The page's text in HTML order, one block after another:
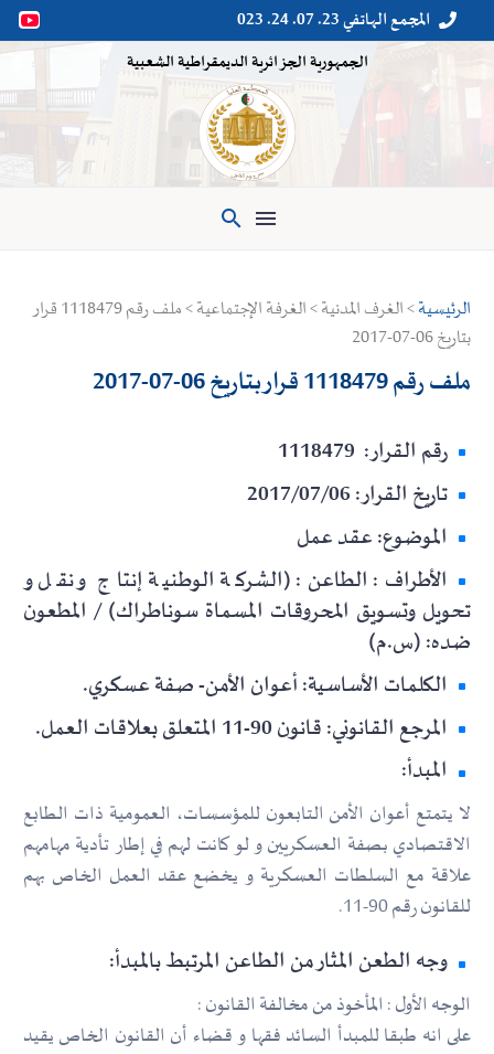

 المجمع الهاتفي 23. 07. 24. 023
الجمهورية الجزائرية الديمقراطية الشعبية

الرئيسية
> الغرف المدنية > الغرفة الإجتماعية > ملف رقم 1118479 قرار
بتاريخ 06-07-2017
ملف رقم 1118479 قرار بتاريخ 06-07-2017
رقم القرار: 1118479
تاريخ القرار: 2017/07/06
الموضوع: عقد عمل
الأطراف: الطاعن: (الشركة الوطنية إنتاج و نقل و
تحويل وتسويق المحروقات المسماة سوناطراك) / المطعون
ضده: (س.م)
الكلمات الأساسية: أعوان الأمن- صفة عسكري.
المرجع القانوني: قانون 90-11 المتعلق بعلاقات العمل.
المبدأ:
لا يتمتع أعوان الأمن التابعون للمؤسسات، العمومية ذات الطابع
الاقتصادي بصفة العسكريين و لو كانت لهم في إطار تأدية مهامهم
علاقة مع السلطات العسكرية و يخضع عقد العمل الخاص بهم
للقانون رقم 90-11.
وجه الطعن المثار من الطاعن المرتبط بالمبدأ:
الوجه الأول : المأخوذ من مخالفة القانون :
على انه طبقا للمبدأ السائد فقها و قضاء أن القانون الخاص يقيد